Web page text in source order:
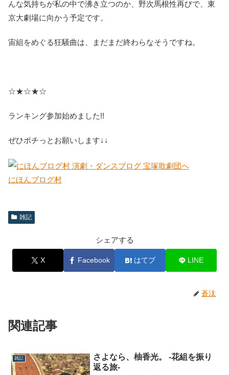
んな気持ちが私の中で沸き立つのか、野次馬根性再びで、東
京大劇場に向かう予定です。
宙組をめぐる狂騒曲は、まだまだ終わらなそうですね。
☆★☆★☆
ランキング参加始めました!!
ぜひポチっとお願いします↓↓
にほんブログ村
雑記
シェアする
X Facebook はてブ LINE
蒼汰
関連記事
雑記
さよなら、柚香光。 -花組を振り
返る旅-